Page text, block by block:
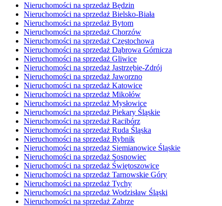
Nieruchomości na sprzedaż Będzin
Nieruchomości na sprzedaż Bielsko-Biała
Nieruchomości na sprzedaż Bytom
Nieruchomości na sprzedaż Chorzów
Nieruchomości na sprzedaż Częstochowa
Nieruchomości na sprzedaż Dąbrowa Górnicza
Nieruchomości na sprzedaż Gliwice
Nieruchomości na sprzedaż Jastrzębie-Zdrój
Nieruchomości na sprzedaż Jaworzno
Nieruchomości na sprzedaż Katowice
Nieruchomości na sprzedaż Mikołów
Nieruchomości na sprzedaż Mysłowice
Nieruchomości na sprzedaż Piekary Śląskie
Nieruchomości na sprzedaż Racibórz
Nieruchomości na sprzedaż Ruda Śląska
Nieruchomości na sprzedaż Rybnik
Nieruchomości na sprzedaż Siemianowice Śląskie
Nieruchomości na sprzedaż Sosnowiec
Nieruchomości na sprzedaż Świętoszowice
Nieruchomości na sprzedaż Tarnowskie Góry
Nieruchomości na sprzedaż Tychy
Nieruchomości na sprzedaż Wodzisław Śląski
Nieruchomości na sprzedaż Zabrze